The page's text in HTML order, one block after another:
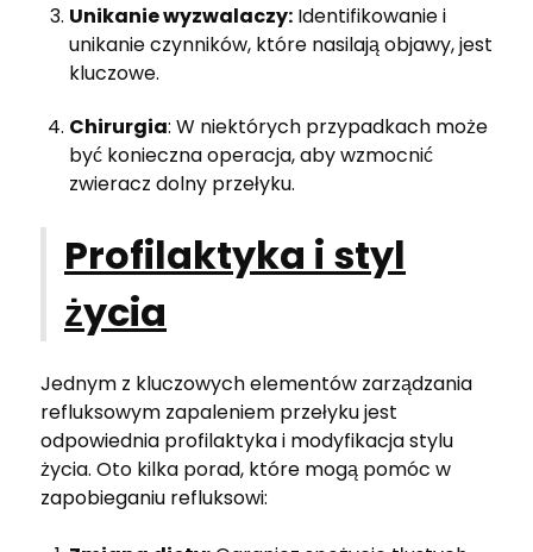
Unikanie wyzwalaczy: Identifikowanie i
unikanie czynników, które nasilają objawy, jest
kluczowe.
Chirurgia: W niektórych przypadkach może
być konieczna operacja, aby wzmocnić
zwieracz dolny przełyku.
Profilaktyka i styl
życia
Jednym z kluczowych elementów zarządzania
refluksowym zapaleniem przełyku jest
odpowiednia profilaktyka i modyfikacja stylu
życia. Oto kilka porad, które mogą pomóc w
zapobieganiu refluksowi: